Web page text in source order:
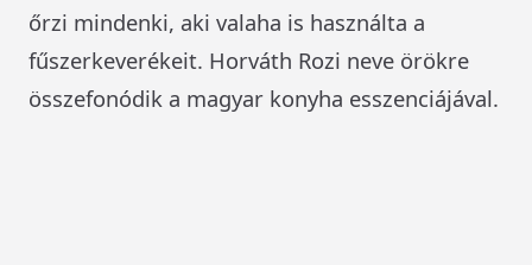
őrzi mindenki, aki valaha is használta a
fűszerkeverékeit. Horváth Rozi neve örökre
összefonódik a magyar konyha esszenciájával.